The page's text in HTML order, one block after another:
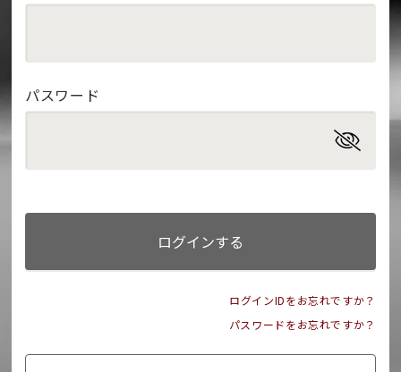
パスワード
ログインする
ログインIDをお忘れですか？
パスワードをお忘れですか？